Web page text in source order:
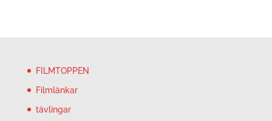
FILMTOPPEN
Filmlänkar
tävlingar